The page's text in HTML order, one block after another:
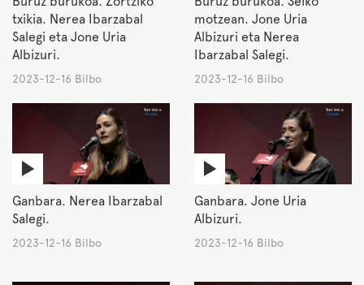
txikia. Nerea Ibarzabal
Salegi eta Jone Uria
Albizuri.
2023-12-16 Bilbo
motzean. Jone Uria
Albizuri eta Nerea
Ibarzabal Salegi.
2023-12-16 Bilbo
Ganbara. Nerea Ibarzabal
Salegi.
2023-12-16 Bilbo
Ganbara. Jone Uria
Albizuri.
2023-12-16 Bilbo